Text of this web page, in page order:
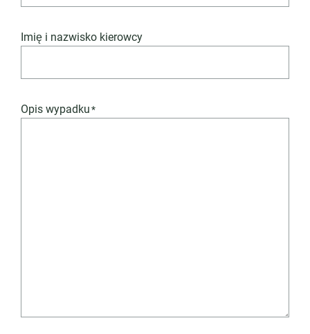
Imię i nazwisko kierowcy
Opis wypadku*